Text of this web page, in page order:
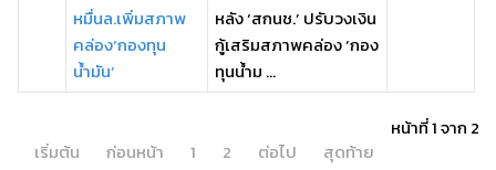
หมื่นล.เพิ่มสภาพ
คล่อง‘กองทุน
น้ำมัน’
หลัง ‘สกนช.’ ปรับวงเงิน
กู้เสริมสภาพคล่อง ‘กอง
ทุนน้ำม ...
หน้าที่ 1 จาก 2
เริ่มต้น
ก่อนหน้า 1 2 ต่อไป สุดท้าย